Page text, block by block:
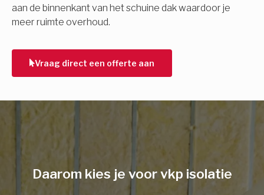
aan de binnenkant van het schuine dak waardoor je
meer ruimte overhoud.
Vraag direct een offerte aan
Gevelisolatie
Vorige Volgende
Telefoonnummer
Daarom kies je voor vkp isolatie